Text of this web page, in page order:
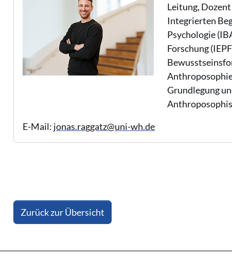
Leitung,
Integrierten
Psychologie
Forschung
Grundlegung
E-Mail: jonas.raggatz@uni-wh.de
Zurück zur Übersicht